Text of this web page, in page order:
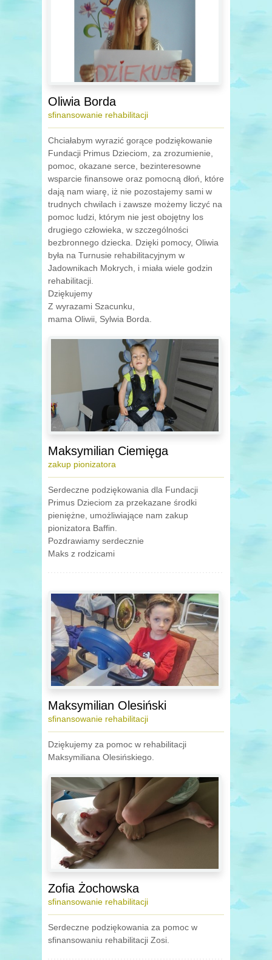
Oliwia Borda
sfinansowanie rehabilitacji
Chciałabym wyrazić gorące podziękowanie
Fundacji Primus Dzieciom, za zrozumienie,
pomoc, okazane serce, bezinteresowne
wsparcie finansowe oraz pomocną dłoń, które
dają nam wiarę, iż nie pozostajemy sami w
trudnych chwilach i zawsze możemy liczyć na
pomoc ludzi, którym nie jest obojętny los
drugiego człowieka, w szczególności
bezbronnego dziecka. Dzięki pomocy, Oliwia
była na Turnusie rehabilitacyjnym w
Jadownikach Mokrych, i miała wiele godzin
rehabilitacji.
Dziękujemy
Z wyrazami Szacunku,
mama Oliwii, Sylwia Borda.
Maksymilian Ciemięga
zakup pionizatora
Serdeczne podziękowania dla Fundacji
Primus Dzieciom za przekazane środki
pieniężne, umożliwiające nam zakup
pionizatora Baffin.
Pozdrawiamy serdecznie
Maks z rodzicami
Maksymilian Olesiński
sfinansowanie rehabilitacji
Dziękujemy za pomoc w rehabilitacji
Maksymiliana Olesińskiego.
Zofia Żochowska
sfinansowanie rehabilitacji
Serdeczne podziękowania za pomoc w
sfinansowaniu rehabilitacji Zosi.